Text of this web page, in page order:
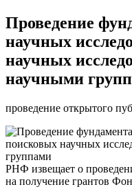
Проведение
научных
научных
научными
проведение открытого
РНФ извещает о
на получение грантов